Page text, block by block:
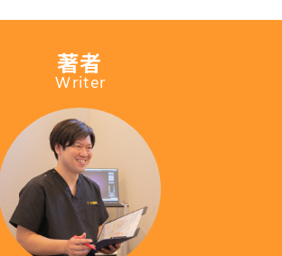
著者
Writer